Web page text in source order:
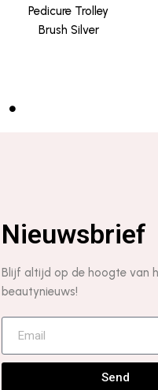
Pedicure Trolley
Brush Silver
Nieuwsbrief
Blijf altijd op de hoogte van
beautynieuws!
Send